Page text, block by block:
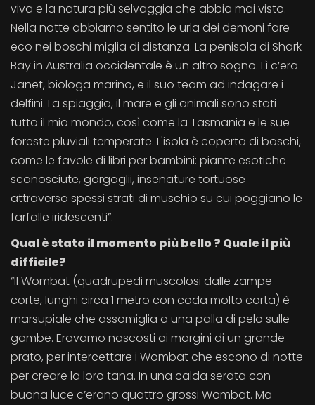
viva e la natura più selvaggia che abbia mai visto.
Nella notte abbiamo sentito le urla dei demoni fare
eco nei boschi miglia di distanza. La penisola di Shark
Bay in Australia occidentale è un altro sogno. Lì c’era
Janet, biologa marino, e il suo team ad indagare i
delfini. La spiaggia, il mare e gli animali sono stati
tutto il mio mondo, così come la Tasmania e le sue
foreste pluviali temperate. L'isola è coperta di boschi,
come le favole di libri per bambini: piante esotiche
sconosciute, gorgoglii, insenature tortuose
attraverso spessi strati di muschio su cui poggiano le
farfalle iridescenti”.
Qual è stato il momento più bello ? Quale il più
difficile?
“Il Wombat (quadrupedi muscolosi dalle zampe
corte, lunghi circa 1 metro con coda molto corta) è
marsupiale che assomiglia a una palla di pelo sulle
gambe. Eravamo nascosti ai margini di un grande
prato, per intercettare i Wombat che escono di notte
per creare la loro tana. In una calda serata con
buona luce c’erano quattro grossi Wombat. Ma